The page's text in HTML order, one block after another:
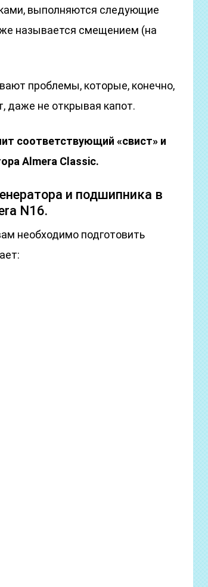
выполняются следующие
называется смещением (на
проблемы, которые, конечно,
даже не открывая капот.
соответствующий «свист» и
Almera Classic.
и подшипника в
N16.
необходимо подготовить